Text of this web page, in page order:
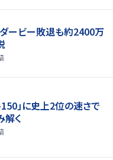
ービー敗退も約2400万
」に史上2位の速さで
く